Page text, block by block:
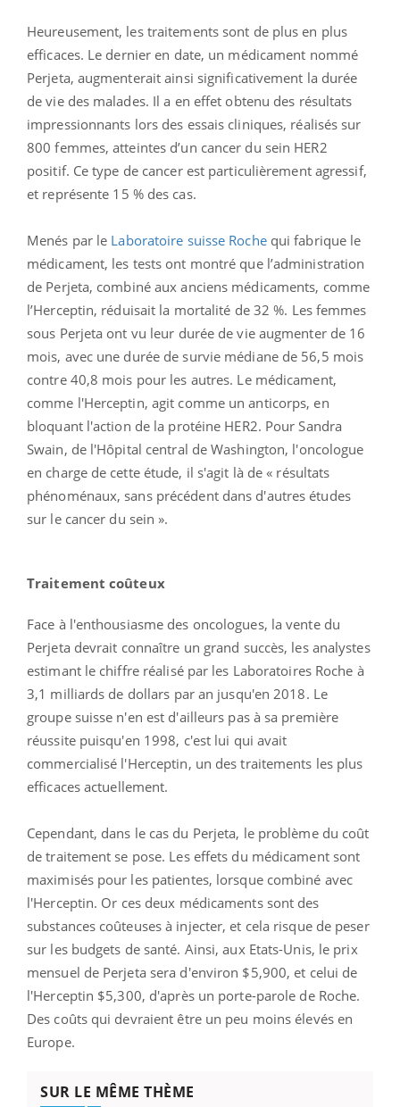
Heureusement, les traitements sont de plus en plus
efficaces. Le dernier en date, un médicament nommé
Perjeta, augmenterait ainsi significativement la durée
de vie des malades. Il a en effet obtenu des résultats
impressionnants lors des essais cliniques, réalisés sur
800 femmes, atteintes d’un cancer du sein HER2
positif. Ce type de cancer est particulièrement agressif,
et représente 15 % des cas.
Menés par le Laboratoire suisse Rochequi fabrique le
médicament, les tests ont montré que l’administration
de Perjeta, combiné aux anciens médicaments, comme
l’Herceptin, réduisait la mortalité de 32 %. Les femmes
sous Perjeta ont vu leur durée de vie augmenter de 16
mois, avec une durée de survie médiane de 56,5 mois
contre 40,8 mois pour les autres. Le médicament,
comme l'Herceptin, agit comme un anticorps, en
bloquant l'action de la protéine HER2. Pour Sandra
Swain, de l'Hôpital central de Washington, l'oncologue
en charge de cette étude, il s'agit là de « résultats
phénoménaux, sans précédent dans d'autres études
sur le cancer du sein ».
Traitement coûteux
Face à l'enthousiasme des oncologues, la vente du
Perjeta devrait connaître un grand succès, les analystes
estimant le chiffre réalisé par les Laboratoires Roche à
3,1 milliards de dollars par an jusqu'en 2018. Le
groupe suisse n'en est d'ailleurs pas à sa première
réussite puisqu'en 1998, c'est lui qui avait
commercialisé l'Herceptin, un des traitements les plus
efficaces actuellement.
Cependant, dans le cas du Perjeta, le problème du coût
de traitement se pose. Les effets du médicament sont
maximisés pour les patientes, lorsque combiné avec
l'Herceptin. Or ces deux médicaments sont des
substances coûteuses à injecter, et cela risque de peser
sur les budgets de santé. Ainsi, aux Etats-Unis, le prix
mensuel de Perjeta sera d'environ $5,900, et celui de
l'Herceptin $5,300, d'après un porte-parole de Roche.
Des coûts qui devraient être un peu moins élevés en
Europe.
SUR LE MÊME THÈME